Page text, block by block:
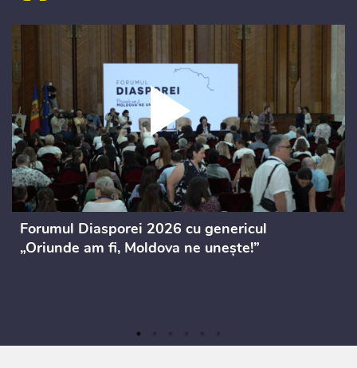
Forumul Diasporei 2026 cu genericul
„Oriunde am fi, Moldova ne unește!”